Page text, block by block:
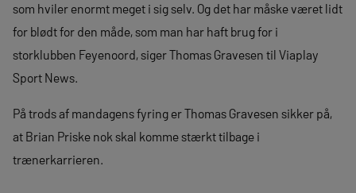
som hviler enormt meget i sig selv. Og det har måske været lidt
for blødt for den måde, som man har haft brug for i
storklubben Feyenoord, siger Thomas Gravesen til Viaplay
Sport News.
På trods af mandagens fyring er Thomas Gravesen sikker på,
at Brian Priske nok skal komme stærkt tilbage i
trænerkarrieren.